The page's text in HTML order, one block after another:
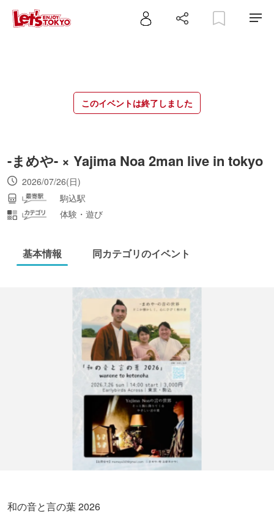
このイベントは終了しました
-まめや- × Yajima Noa 2man live in tokyo
2026/07/26(日)
駒込駅
体験・遊び
基本情報 同カテゴリのイベント
和の音と言の葉 2026